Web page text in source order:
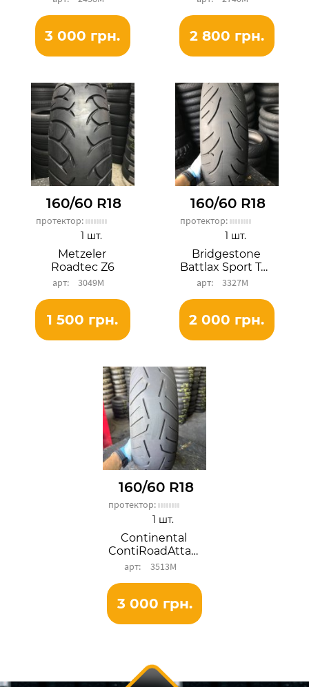
3 000 грн. 2 800 грн.
160/60 R18
протектор:
Metzeler
Roadtec Z6
3049М
1 шт.
1 500 грн.
160/60 R18
протектор:
Bridgestone
Battlax Sport Touring BT023R
3327М
1 шт.
2 000 грн.
160/60 R18
протектор:
Continental
ContiRoadAttack 3
3513М
1 шт.
3 000 грн.